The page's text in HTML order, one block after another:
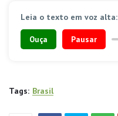
Leia o texto em voz alta:
Ouça Pausar
Tags: Brasil